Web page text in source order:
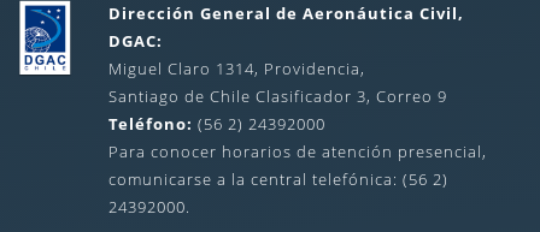
Dirección General de Aeronáutica Civil,
DGAC:
Miguel Claro 1314, Providencia,
Santiago de Chile Clasificador 3, Correo 9
Teléfono: (56 2) 24392000
Para conocer horarios de atención presencial,
comunicarse a la central telefónica: (56 2)
24392000.